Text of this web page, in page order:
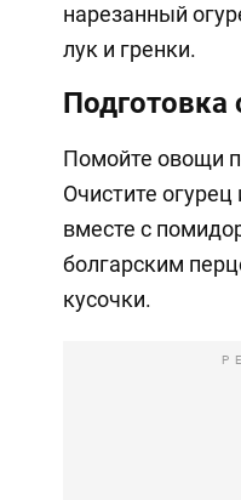
нарезанный
лук и гренки.
Помойте овощи
Очистите огурец
вместе с
болгарским
кусочки.